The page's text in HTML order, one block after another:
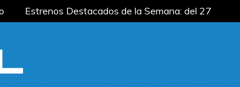
Estrenos Destacados de la Semana: del 27 de
del 20 al 26 de julio